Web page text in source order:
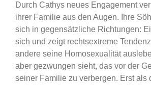
Durch Cathys neues Engagement
ihrer Familie aus den Augen. Ihre
sich in gegensätzliche Richtungen:
sich und zeigt rechtsextreme
andere seine Homosexualität
aber gezwungen sieht, das vor der
seiner Familie zu verbergen. Erst als